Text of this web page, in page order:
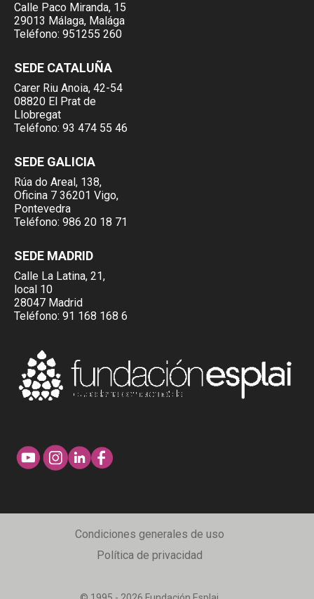
Calle Paco Miranda, 15
29013 Málaga, Malága
Teléfono: 951255 260
SEDE CATALUÑA
Carer Riu Anoia, 42-54
08820 El Prat de
Llobregat
Teléfono: 93 474 55 46
SEDE GALICIA
Rúa do Areal, 138,
Oficina 7 36201 Vigo,
Pontevedra
Teléfono: 986 20 18 71
SEDE MADRID
Calle La Latina, 21,
local 10
28047 Madrid
Teléfono: 91 168 168 6
Condiciones generales de uso
Política de privacidad